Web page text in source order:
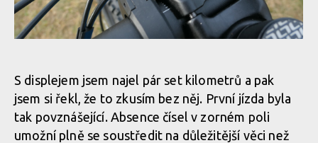
Bosch ePowered
Bosch ePowered
Motor Bosch CX Performance Line s dostatkem síly, 85 Nm
Displej Kiox 300 umí spoustu věcí, ale já jej nevyužiji
S displejem jsem najel pár set kilometrů a pak
jsem si řekl, že to zkusím bez něj. První jízda byla
tak povznášející. Absence čísel v zorném poli
umožní plně se soustředit na důležitější věci než